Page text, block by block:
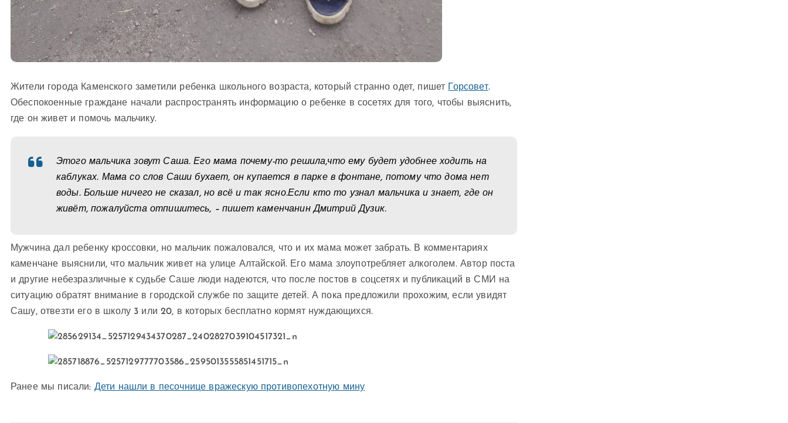
Жители города Каменского заметили ребенка школьного возраста, который странно одет, пишет Горсовет.
Обеспокоенные граждане начали распространять информацию о ребенке в сосетях для того, чтобы выяснить,
где он живет и помочь мальчику.
Этого мальчика зовут Саша. Его мама почему-то решила,что ему будет удобнее ходить на
каблуках. Мама со слов Саши бухает, он купается в парке в фонтане, потому что дома нет
воды. Больше ничего не сказал, но всё и так ясно.Если кто то узнал мальчика и знает, где он
живёт, пожалуйста отпишитесь, – пишет каменчанин Дмитрий Дузик.
Мужчина дал ребенку кроссовки, но мальчик пожаловался, что и их мама может забрать. В комментариях
каменчане выяснили, что мальчик живет на улице Алтайской. Его мама злоупотребляет алкоголем. Автор поста
и другие небезразличные к судьбе Саше люди надеются, что после постов в соцсетях и публикаций в СМИ на
ситуацию обратят внимание в городской службе по защите детей. А пока предложили прохожим, если увидят
Сашу, отвезти его в школу 3 или 20, в которых бесплатно кормят нуждающихся.
Ранее мы писали: Дети нашли в песочнице вражескую противопехотную мину